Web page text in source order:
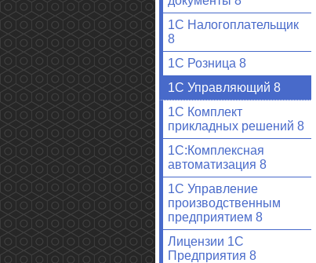
1С Налогоплательщик
8
1С Розница 8
1С Управляющий 8
1С Комплект
прикладных решений 8
1С:Комплексная
автоматизация 8
1С Управление
производственным
предприятием 8
Лицензии 1С
Предприятия 8